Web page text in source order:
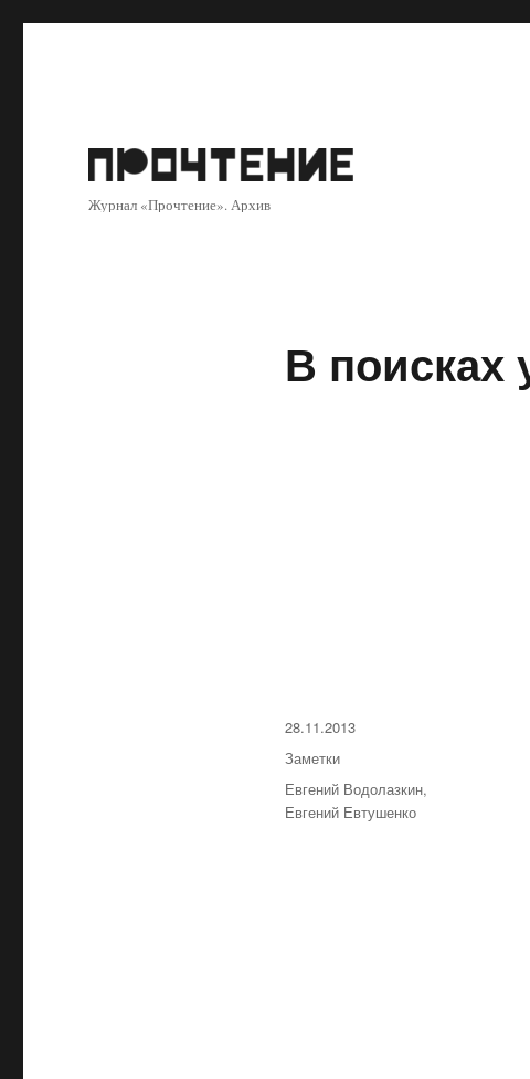
Журнал «Прочтение». Архив
В поисках
Опубликовано
28.11.2013
Рубрики
Заметки
Метки
Евгений Водолазкин,
Евгений Евтушенко